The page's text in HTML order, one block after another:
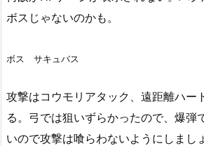
ボスじゃないのかも。
ボス サキュバス
攻撃はコウモリアタック、遠距離ハー
る。弓では狙いずらかったので、爆弾
いので攻撃は喰らわないようにしまし